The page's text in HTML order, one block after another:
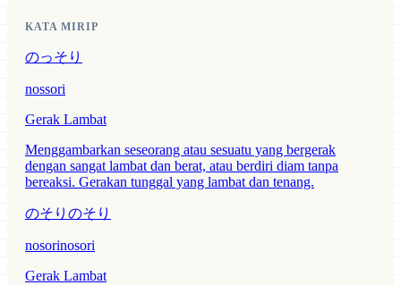
KATA MIRIP
のっそり
nossori
Gerak Lambat
Menggambarkan seseorang atau sesuatu yang bergerak
dengan sangat lambat dan berat, atau berdiri diam tanpa
bereaksi. Gerakan tunggal yang lambat dan tenang.
のそりのそり
nosorinosori
Gerak Lambat